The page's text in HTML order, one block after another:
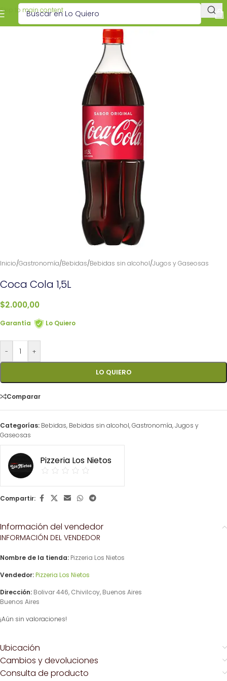
Skip to main content
Inicio/Gastronomía/Bebidas/Bebidas sin alcohol/Jugos y Gaseosas
Coca Cola 1,5L
$2.000,00
Garantía Lo Quiero
- +
LO QUIERO
Comparar
Categorías: Bebidas, Bebidas sin alcohol,Gastronomía,Jugos y
Gaseosas
Pizzeria Los Nietos
Compartir:
Información del vendedor
INFORMACIÓN DEL VENDEDOR
Nombre de la tienda: Pizzeria Los Nietos
Vendedor:Pizzeria Los Nietos
Dirección: Bolivar 446, Chivilcoy, Buenos Aires
Buenos Aires
¡Aún sin valoraciones!
Ubicación
Cambios y devoluciones
Consulta de producto